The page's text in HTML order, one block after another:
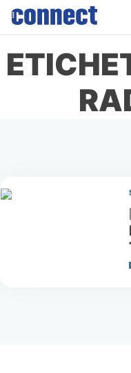
Skip
content